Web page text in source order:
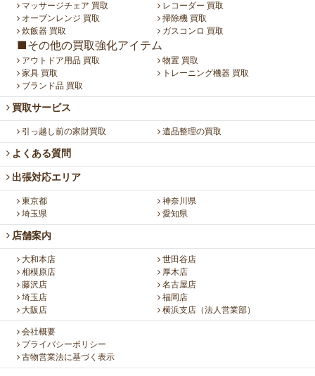
マッサージチェア 買取
レコーダー 買取
オーブンレンジ 買取
掃除機 買取
炊飯器 買取
ガスコンロ 買取
■その他の買取強化アイテム
アウトドア用品 買取
物置 買取
家具 買取
トレーニング機器 買取
ブランド品 買取
買取サービス
引っ越し前の家財買取 遺品整理の買取
よくある質問
出張対応エリア
東京都
神奈川県
埼玉県
愛知県
店舗案内
大和本店
世田谷店
相模原店
厚木店
藤沢店
名古屋店
埼玉店
福岡店
大阪店
横浜支店（法人営業部）
会社概要
プライバシーポリシー
古物営業法に基づく表示